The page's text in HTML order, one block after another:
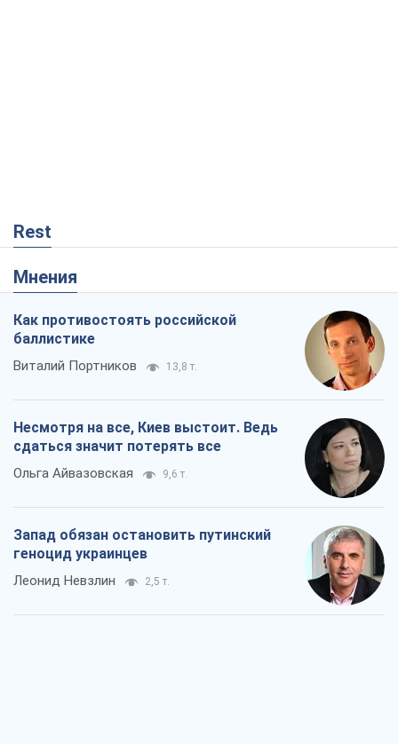
Rest
Мнения
Как противостоять российской
баллистике
Виталий Портников 13,8 т.
Несмотря на все, Киев выстоит. Ведь
сдаться значит потерять все
Ольга Айвазовская 9,6 т.
Запад обязан остановить путинский
геноцид украинцев
Леонид Невзлин 2,5 т.